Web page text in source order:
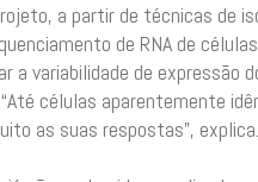
a partir de técnicas de
de RNA de
a variabilidade de expressão
células aparentemente
as suas respostas”, explica.